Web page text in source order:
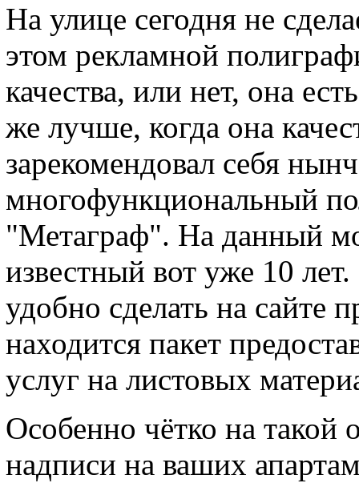
На улице сегодня не
этом рекламной
качества, или нет, она
же лучше, когда она
зарекомендовал себя
многофункциональный
"Метаграф". На данный
известный вот уже 10
удобно сделать на сайте
находится пакет
услуг на листовых
Особенно чётко на такой
надписи на ваших